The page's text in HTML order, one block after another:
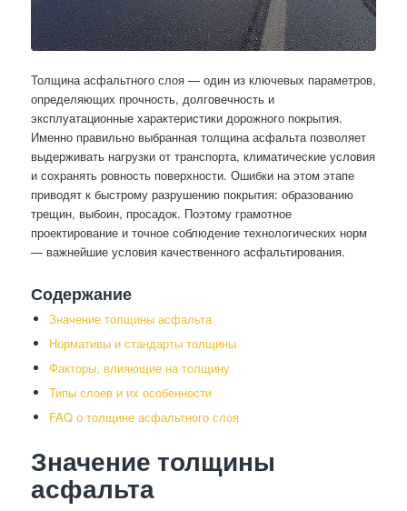
Толщина асфальтного слоя — один из ключевых параметров,
определяющих прочность, долговечность и
эксплуатационные характеристики дорожного покрытия.
Именно правильно выбранная толщина асфальта позволяет
выдерживать нагрузки от транспорта, климатические условия
и сохранять ровность поверхности. Ошибки на этом этапе
приводят к быстрому разрушению покрытия: образованию
трещин, выбоин, просадок. Поэтому грамотное
проектирование и точное соблюдение технологических норм
— важнейшие условия качественного асфальтирования.
Содержание
Значение толщины асфальта
Нормативы и стандарты толщины
Факторы, влияющие на толщину
Типы слоев и их особенности
FAQ о толщине асфальтного слоя
Значение толщины
асфальта